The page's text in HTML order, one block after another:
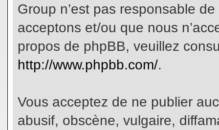
Group n’est pas responsable
acceptons et/ou que nous
propos de phpBB, veuillez
http://www.phpbb.com/.
Vous acceptez de ne publier
abusif, obscène, vulgaire,